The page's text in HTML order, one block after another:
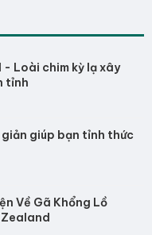
Loài chim kỳ lạ xây
tỉnh
giúp bạn tỉnh thức
Về Gã Khổng Lồ
Zealand